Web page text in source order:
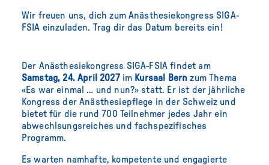
Wir freuen uns, dich zum Anästhesiekongress SIGA-
FSIA einzuladen. Trag dir das Datum bereits ein!
Der Anästhesiekongress SIGA-FSIA findet am
Samstag, 24. April 2027im Kursaal Bern zum Thema
«Es war einmal … und nun?» statt. Er ist der jährliche
Kongress der Anästhesiepflege in der Schweiz und
bietet für die rund 700 Teilnehmer jedes Jahr ein
abwechlsungsreiches und fachspezifisches
Programm.
Es warten namhafte, kompetente und engagierte